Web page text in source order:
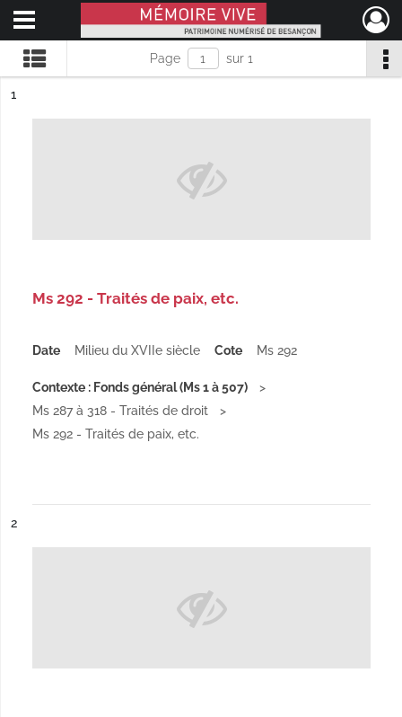
Mémoire Vive patrimoine numérisé de Besançon
Ouvrir le menu déroulant
Page sur 1
n°
1
Ms 292 - Traités de paix, etc.
Date Milieu du XVIIe siècle Cote Ms 292
Contexte : Fonds général (Ms 1 à 507)
Ms 287 à 318 - Traités de droit
Ms 292 - Traités de paix, etc.
n°
2